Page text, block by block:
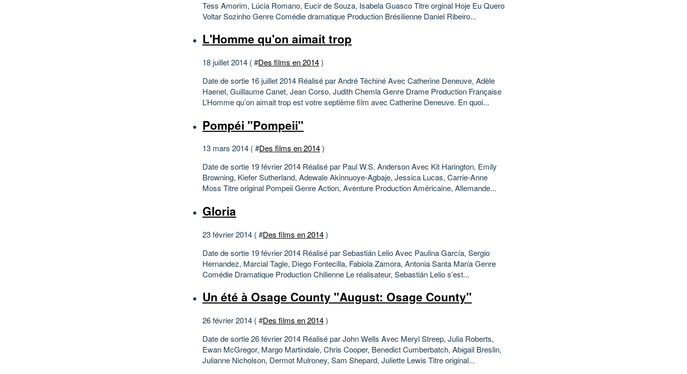
Tess Amorim, Lúcia Romano, Eucir de Souza, Isabela Guasco Titre orginal Hoje Eu Quero
Voltar Sozinho Genre Comédie dramatique Production Brésilienne Daniel Ribeiro...
L'Homme qu'on aimait trop
18 juillet 2014 ( #Des films en 2014)
Date de sortie 16 juillet 2014 Réalisé par André Téchiné Avec Catherine Deneuve, Adèle
Haenel, Guillaume Canet, Jean Corso, Judith Chemla Genre Drame Production Française
L’Homme qu’on aimait trop est votre septième film avec Catherine Deneuve. En quoi...
Pompéi "Pompeii"
13 mars 2014 ( #Des films en 2014)
Date de sortie 19 février 2014 Réalisé par Paul W.S. Anderson Avec Kit Harington, Emily
Browning, Kiefer Sutherland, Adewale Akinnuoye-Agbaje, Jessica Lucas, Carrie-Anne
Moss Titre original Pompeii Genre Action, Aventure Production Américaine, Allemande...
Gloria
23 février 2014 ( #Des films en 2014)
Date de sortie 19 février 2014 Réalisé par Sebastián Lelio Avec Paulina García, Sergio
Hernandez, Marcial Tagle, Diego Fontecilla, Fabiola Zamora, Antonia Santa María Genre
Comédie Dramatique Production Chilienne Le réalisateur, Sebastián Lelio s’est...
Un été à Osage County "August: Osage County"
26 février 2014 ( #Des films en 2014)
Date de sortie 26 février 2014 Réalisé par John Wells Avec Meryl Streep, Julia Roberts,
Ewan McGregor, Margo Martindale, Chris Cooper, Benedict Cumberbatch, Abigail Breslin,
Julianne Nicholson, Dermot Mulroney, Sam Shepard, Juliette Lewis Titre original...